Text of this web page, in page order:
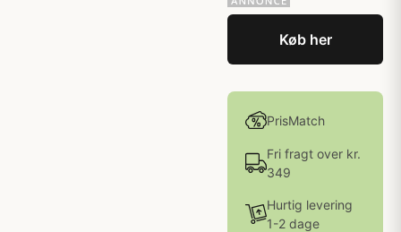
Køb her
PrisMatch
Fri fragt over kr.
349
Hurtig levering
1-2 dage